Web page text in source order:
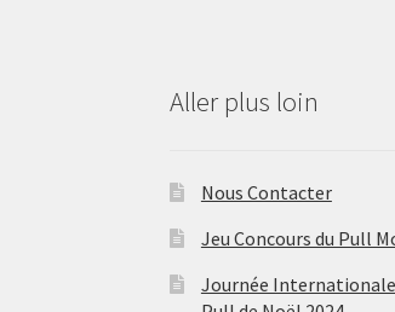
Aller plus loin
Nous Contacter
Jeu Concours du Pull
Journée